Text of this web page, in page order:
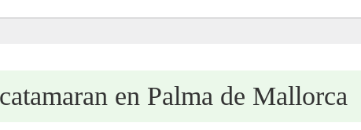
en Palma de Mallorca